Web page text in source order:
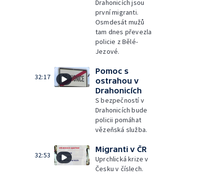
Drahonicích jsou
první migranti.
Osmdesát mužů
tam dnes převezla
policie z Bělé-
Jezové.
32:17
Pomoc s
ostrahou v
Drahonicích
S bezpečností v
Drahonicích bude
policii pomáhat
vězeňská služba.
32:53
Migranti v ČR
Uprchlická krize v
Česku v číslech.